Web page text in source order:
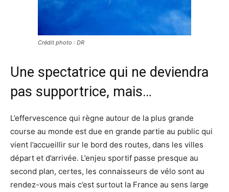
Crédit photo : DR
Une spectatrice qui ne deviendra
pas supportrice, mais…
L’effervescence qui règne autour de la plus grande
course au monde est due en grande partie au public qui
vient l’accueillir sur le bord des routes, dans les villes
départ et d’arrivée. L’enjeu sportif passe presque au
second plan, certes, les connaisseurs de vélo sont au
rendez-vous mais c’est surtout la France au sens large